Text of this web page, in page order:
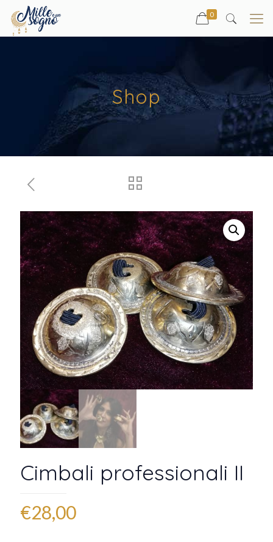
0
Shop
Cimbali professionali II
€28,00